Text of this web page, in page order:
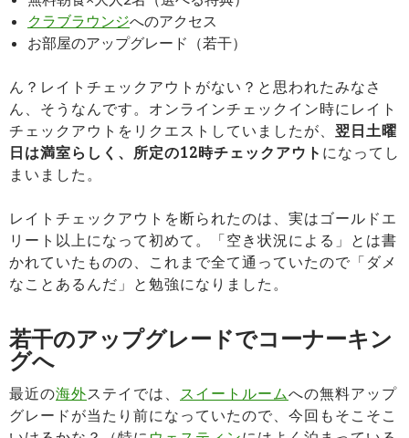
クラブラウンジへのアクセス
お部屋のアップグレード（若干）
ん？レイトチェックアウトがない？と思われたみなさ
ん、そうなんです。オンラインチェックイン時にレイト
チェックアウトをリクエストしていましたが、 翌日土曜
日は満室らしく、所定の12時チェックアウト になってし
まいました。
レイトチェックアウトを断られたのは、実はゴールドエ
リート以上になって初めて。「空き状況による」とは書
かれていたものの、これまで全て通っていたので「ダメ
なことあるんだ」と勉強になりました。
若干のアップグレードでコーナーキン
グへ
最近の海外ステイでは、 スイートルームへの無料アップ
グレードが当たり前になっていたので、今回もそこそこ